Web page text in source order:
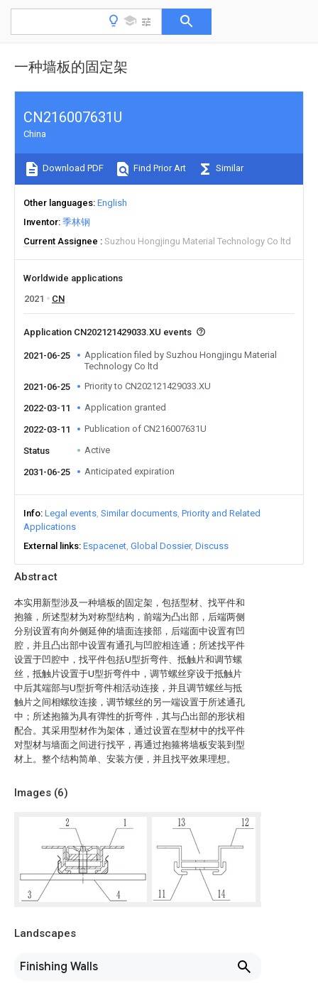
一种墙板的固定架
Abstract
本实用新型涉及一种墙板的固定架，包括型材、找平件和
抱箍，所述型材为对称型结构，前端为凸出部，后端两侧
分别设置有向外侧延伸的墙面连接部，后端面中设置有凹
腔，并且凸出部中设置有通孔与凹腔相连通；所述找平件
设置于凹腔中，找平件包括U型折弯件、抵触片和调节螺
丝，抵触片设置于U型折弯件中，调节螺丝穿设于抵触片
中后其端部与U型折弯件相活动连接，并且调节螺丝与抵
触片之间相螺纹连接，调节螺丝的另一端设置于所述通孔
中；所述抱箍为具有弹性的折弯件，其与凸出部的形状相
配合。其采用型材作为架体，通过设置在型材中的找平件
对型材与墙面之间进行找平，再通过抱箍将墙板安装到型
材上。整个结构简单、安装方便，并且找平效果理想。
Images (6)
Landscapes
Finishing Walls
CN216007631U
China
Download PDF Find Prior Art Similar
Other languages English
Inventor 季林钢
Current Assignee
Suzhou Hongjingu Material Technology Co ltd
Worldwide applications
2021
CN
Application CN202121429033.XU events
2021-06-25
Application filed by Suzhou Hongjingu Material
Technology Co ltd
2021-06-25
Priority to CN202121429033.XU
2022-03-11 Application granted
2022-03-11 Publication of CN216007631U
Status Active
2031-06-25 Anticipated expiration
Info Legal events Similar documents Priority and Related
Applications
External links Espacenet Global Dossier Discuss